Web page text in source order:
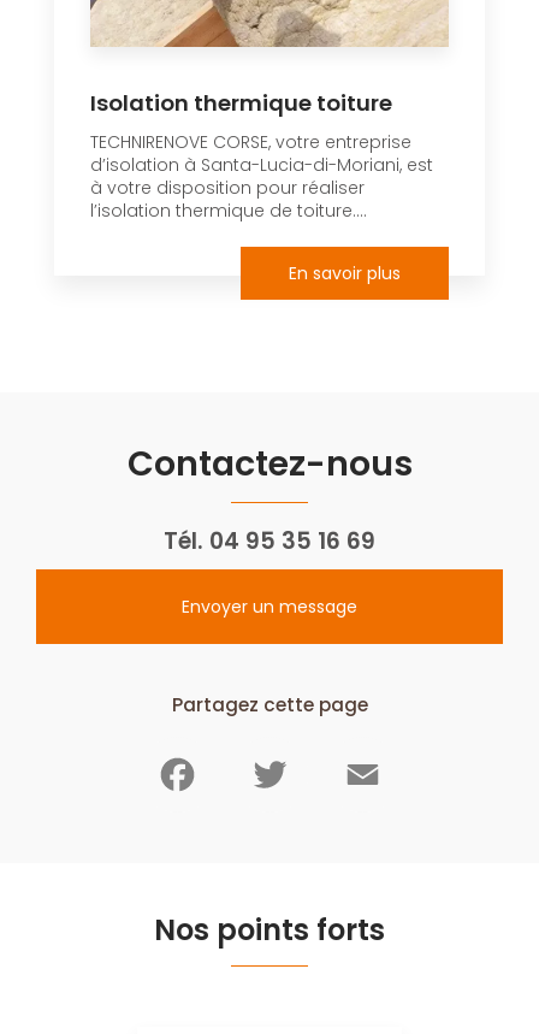
Isolation thermique toiture
TECHNIRENOVE CORSE, votre entreprise
d’isolation à Santa-Lucia-di-Moriani, est
à votre disposition pour réaliser
l’isolation thermique de toiture....
En savoir plus
Contactez-nous
Tél. 04 95 35 16 69
Envoyer un message
Partagez cette page
Nos points forts